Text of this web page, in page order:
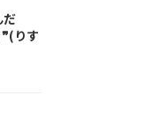
だ
りす